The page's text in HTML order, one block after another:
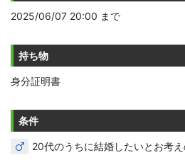
2025/06/07 20:00 まで
持ち物
身分証明書
条件
20代のうちに結婚したいとお考